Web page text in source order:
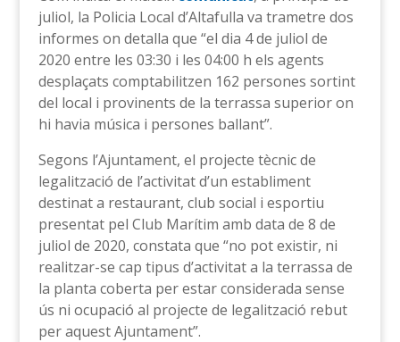
juliol, la Policia Local d’Altafulla va trametre dos
informes on detalla que “el dia 4 de juliol de
2020 entre les 03:30 i les 04:00 h els agents
desplaçats comptabilitzen 162 persones sortint
del local i provinents de la terrassa superior on
hi havia música i persones ballant”.
Segons l’Ajuntament, el projecte tècnic de
legalització de l’activitat d’un establiment
destinat a restaurant, club social i esportiu
presentat pel Club Marítim amb data de 8 de
juliol de 2020, constata que “no pot existir, ni
realitzar-se cap tipus d’activitat a la terrassa de
la planta coberta per estar considerada sense
ús ni ocupació al projecte de legalització rebut
per aquest Ajuntament”.